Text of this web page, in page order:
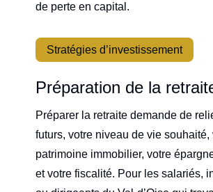
de perte en capital.
Stratégies d’investissement
Préparation de la
Préparer la retraite demande de
futurs, votre niveau de vie souhaité,
patrimoine immobilier, votre
et votre fiscalité. Pour les salariés,